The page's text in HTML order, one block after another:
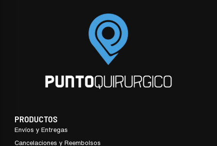
PRODUCTOS
Envíos y Entregas
Cancelaciones y Reembolsos